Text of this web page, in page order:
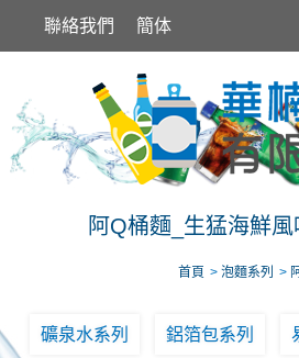
聯絡我們 簡体
阿Q桶麵_生猛海鮮
首頁 泡麵系列
礦泉水系列 鋁箔包系列